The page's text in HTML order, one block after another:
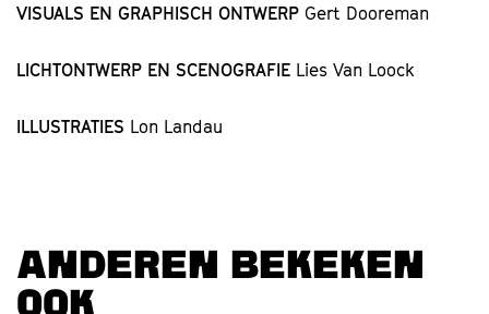
VISUALS EN GRAPHISCH ONTWERP Gert Dooreman
LICHTONTWERP EN SCENOGRAFIE Lies Van Loock
ILLUSTRATIES Lon Landau
ANDEREN BEKEKEN